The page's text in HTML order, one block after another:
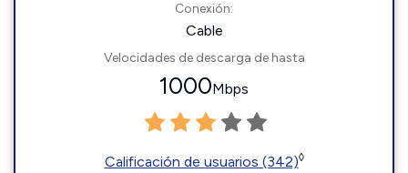
Conexión:
Cable
Velocidades de descarga de hasta
1000Mbps
Calificación de usuarios (342)◊